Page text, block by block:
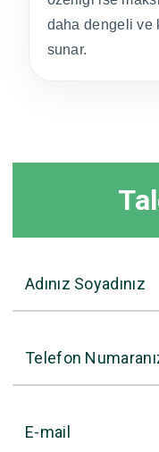
daha dengeli ve
sunar.
Adınız Soyadınız
Telefon
E-mail